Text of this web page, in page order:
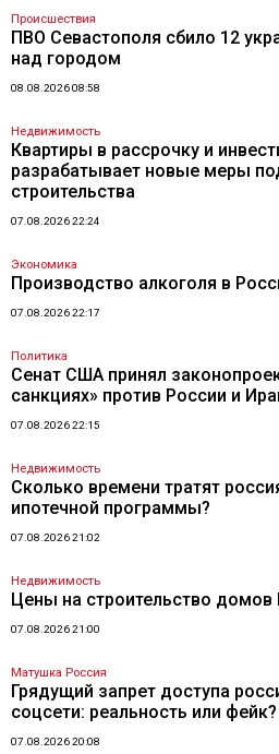
Происшествия
ПВО Севастополя сбило 12
над городом
08.08.2026 08:58
Недвижимость
Квартиры в рассрочку и
разрабатывает новые меры
строительства
07.08.2026 22:24
Экономика
Производство алкоголя в
07.08.2026 22:17
Политика
Сенат США принял
санкциях» против России и
07.08.2026 22:15
Недвижимость
Сколько времени тратят
ипотечной программы?
07.08.2026 21:02
Недвижимость
Цены на строительство
07.08.2026 21:00
Матушка Россия
Грядущий запрет доступа
соцсети: реальность или фейк?
07.08.2026 20:08